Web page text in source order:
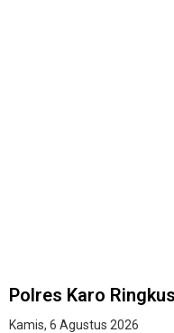
Polres Karo
Kamis, 6 Agustus 2026